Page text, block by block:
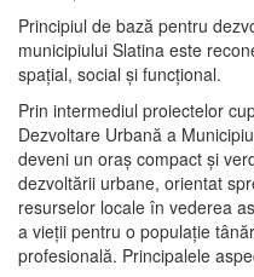
Principiul de bază pentru
municipiului Slatina este
spaţial, social şi funcţional.
Prin intermediul proiectelor
Dezvoltare Urbană a
deveni un oraş compact şi
dezvoltării urbane, orientat
resurselor locale în vederea
a vieţii pentru o populaţie
profesională. Principalele